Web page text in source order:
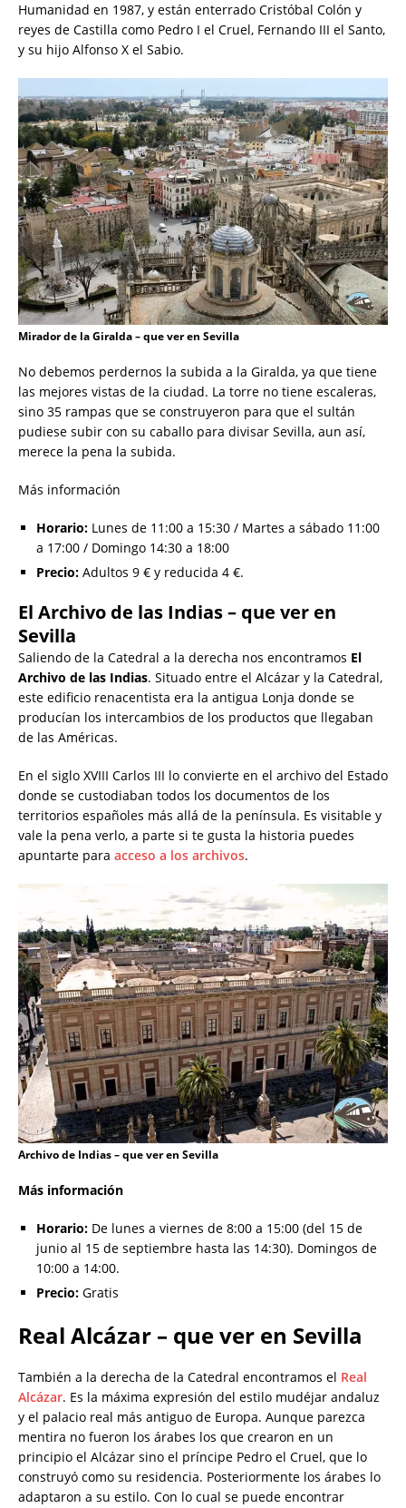
Humanidad en 1987, y están enterrado Cristóbal Colón y
reyes de Castilla como Pedro I el Cruel, Fernando III el Santo,
y su hijo Alfonso X el Sabio.
Mirador de la Giralda – que ver en Sevilla
No debemos perdernos la subida a la Giralda, ya que tiene
las mejores vistas de la ciudad. La torre no tiene escaleras,
sino 35 rampas que se construyeron para que el sultán
pudiese subir con su caballo para divisar Sevilla, aun así,
merece la pena la subida.
Más información
Horario: Lunes de 11:00 a 15:30 / Martes a sábado 11:00
a 17:00 / Domingo 14:30 a 18:00
Precio: Adultos 9 € y reducida 4 €.
El Archivo de las Indias – que ver en
Sevilla
Saliendo de la Catedral a la derecha nos encontramos El
Archivo de las Indias. Situado entre el Alcázar y la Catedral,
este edificio renacentista era la antigua Lonja donde se
producían los intercambios de los productos que llegaban
de las Américas.
En el siglo XVIII Carlos III lo convierte en el archivo del Estado
donde se custodiaban todos los documentos de los
territorios españoles más allá de la península. Es visitable y
vale la pena verlo, a parte si te gusta la historia puedes
apuntarte para acceso a los archivos.
Archivo de Indias – que ver en Sevilla
Más información
Horario: De lunes a viernes de 8:00 a 15:00 (del 15 de
junio al 15 de septiembre hasta las 14:30). Domingos de
10:00 a 14:00.
Precio: Gratis
Real Alcázar – que ver en Sevilla
También a la derecha de la Catedral encontramos el Real
Alcázar. Es la máxima expresión del estilo mudéjar andaluz
y el palacio real más antiguo de Europa. Aunque parezca
mentira no fueron los árabes los que crearon en un
principio el Alcázar sino el príncipe Pedro el Cruel, que lo
construyó como su residencia. Posteriormente los árabes lo
adaptaron a su estilo. Con lo cual se puede encontrar